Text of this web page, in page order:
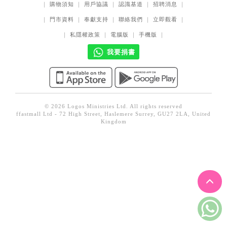
見證／傳記
其他
得獎作品推介
｜ 購物須知 ｜ 用戶協議 ｜ 認識基道 ｜ 招聘消息 ｜
｜ 門市資料 ｜ 奉獻支持 ｜ 聯絡我們 ｜ 立即觀看 ｜
｜ 私隱權政策 ｜ 電腦版 ｜ 手機版 ｜
我要捐書
© 2026 Logos Ministries Ltd. All rights reserved
ffastmall Ltd - 72 High Street, Haslemere Surrey, GU27 2LA, United
Kingdom